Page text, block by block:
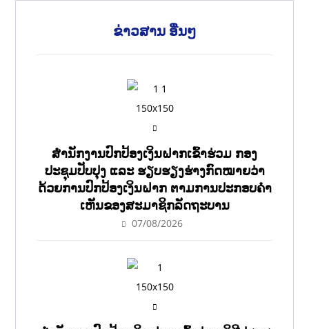
ຂ່າວສານ ອື່ນໆ
ສໍານັກງານປົກປ້ອງເງິນຝາກເຂົ້າຮ່ວມ ກອງ
ປະຊຸມປັບປຸງ ແລະ ຮຽບຮຽງຮ່າງກົດໝາຍວ່າ
ດ້ວຍການປົກປ້ອງເງິນຝາກ ຕາມການປະກອບຄຳ
ເຫັນຂອງສະມາຊິກລັດຖະບານ
07/08/2026